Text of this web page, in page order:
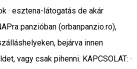
· esztena-látogatás de akár
panzióban (orbanpanzio.ro),
bejárva innen
vagy csak pihenni. KAPCSOLAT: ·